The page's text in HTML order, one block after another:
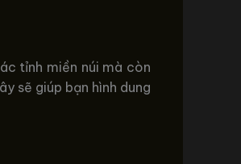
tỉnh miền núi mà còn
sẽ giúp bạn hình dung